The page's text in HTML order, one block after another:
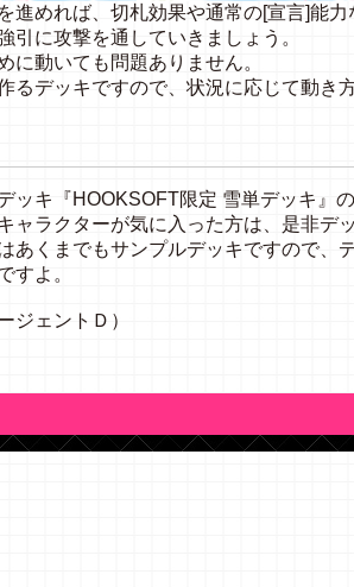
進めれば、切札効果や通常の[宣言]能
引に攻撃を通していきましょう。
に動いても問題ありません。
るデッキですので、状況に応じて動き
ッキ『HOOKSOFT限定 雪単デッキ』
ャラクターが気に入った方は、是非デ
あくまでもサンプルデッキですので、
すよ。
ジェントＤ）